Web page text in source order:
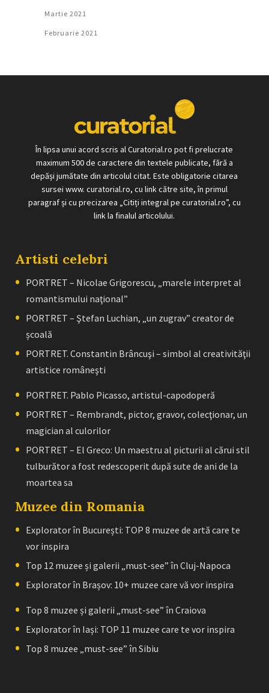
Martie 2021
Februarie 2021
În lipsa unui acord scris al Curatorial.ro pot fi prelucrate
maximum 500 de caractere din textele publicate, fără a
depăși jumătate din articolul citat. Este obligatorie citarea
sursei www. curatorial.ro, cu link către site, în primul
paragraf și cu precizarea „Citiți integral pe curatorial.ro”, cu
link la finalul articolului.
Artisti celebri
PORTRET – Nicolae Grigorescu, „marele interpret al
romantismului naţional”
PORTRET – Ştefan Luchian, „un zugrav” creator de
școală
PORTRET. Constantin Brâncuşi – simbol al creativităţii
artistice româneşti
PORTRET. Pablo Picasso, artistul-capodoperă
PORTRET – Rembrandt, pictor, gravor, colecţionar, un
magician al culorilor
PORTRET – El Greco: Un maestru al picturii al cărui stil
tulburător a fost redescoperit după sute de ani de la
moartea sa
Muzee din Romania
Explorator în București: TOP 8 muzee de artă care te
vor inspira
Top 12 muzee și galerii „must-see” în Cluj-Napoca
Explorator în Brașov: 10+ muzee care vă vor inspira
Top 8 muzee și galerii „must-see” în Craiova
Explorator în Iași: TOP 11 muzee care te vor inspira
Top 8 muzee „must-see” în Sibiu